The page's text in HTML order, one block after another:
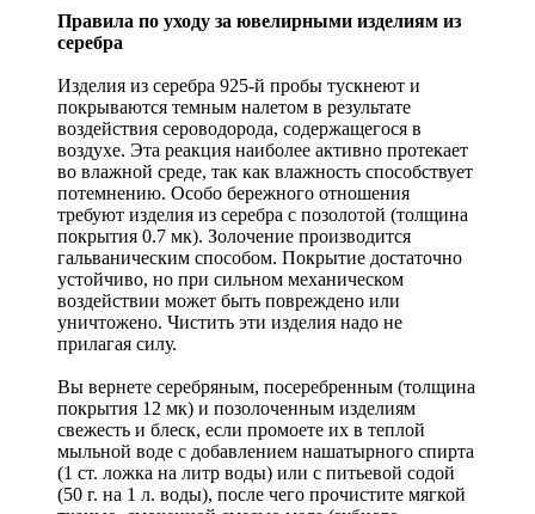
Правила по уходу за ювелирными изделиям из
серебра
Изделия из серебра 925-й пробы тускнеют и
покрываются темным налетом в результате
воздействия сероводорода, содержащегося в
воздухе. Эта реакция наиболее активно протекает
во влажной среде, так как влажность способствует
потемнению. Особо бережного отношения
требуют изделия из серебра с позолотой (толщина
покрытия 0.7 мк). Золочение производится
гальваническим способом. Покрытие достаточно
устойчиво, но при сильном механическом
воздействии может быть повреждено или
уничтожено. Чистить эти изделия надо не
прилагая силу.
Вы вернете серебряным, посеребренным (толщина
покрытия 12 мк) и позолоченным изделиям
свежесть и блеск, если промоете их в теплой
мыльной воде с добавлением нашатырного спирта
(1 ст. ложка на литр воды) или с питьевой содой
(50 г. на 1 л. воды), после чего прочистите мягкой